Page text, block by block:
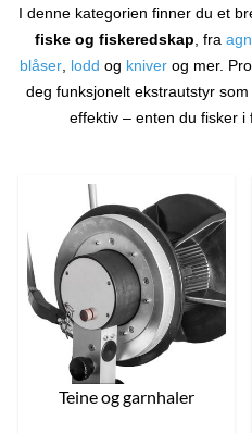
I denne kategorien finner du et
fiske og fiskeredskap , fra agn
blåser lodd og kniver og mer.
deg funksjonelt ekstrautstyr
effektiv – enten du fisker i
Teine og garnhaler